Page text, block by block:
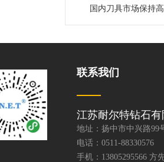
国内刀具市场保持
联系我们
江苏耐尔特钻石
地址：扬中市中兴路99
电话：0511-88330576
手机：13805295566 方